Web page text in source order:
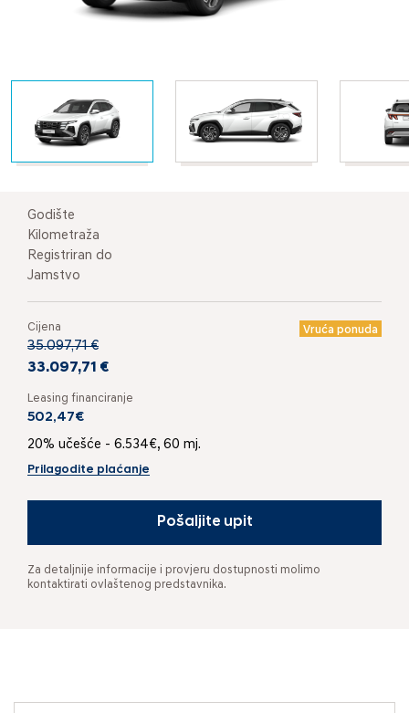
Godište
Kilometraža
Registriran do
Jamstvo
Cijena Vruća ponuda
35.097,71 €
33.097,71 €
Leasing financiranje
502,47€
20% učešće - 6.534€, 60 mj.
Prilagodite plaćanje
Pošaljite upit
Za detaljnije informacije i provjeru dostupnosti molimo
kontaktirati ovlaštenog predstavnika.